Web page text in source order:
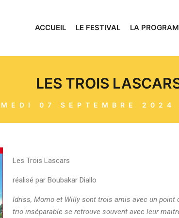
ACCUEIL LE FESTIVAL LA
LES TROIS
07 SEPTEMBRE
Les Trois Lascars
réalisé par Boubakar Diallo
Idriss, Momo et Willy sont trois amis avec un point
trio inséparable se retrouve souvent avec leur